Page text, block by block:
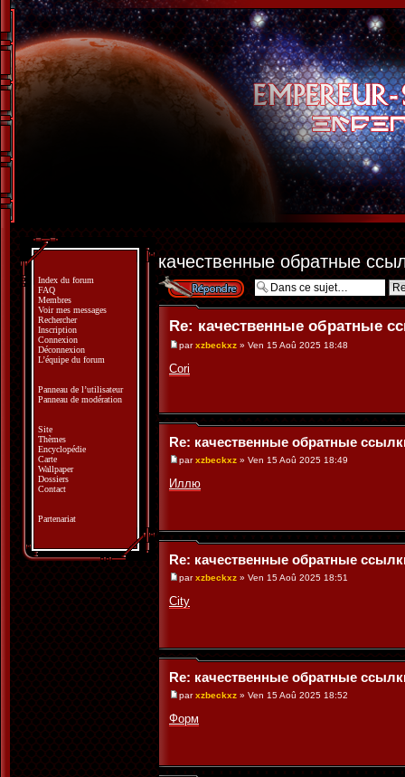
качественные обратные
Répondre
Re: качественные обратные
parxzbeckxz » Ven 15 Aoû 2025 18:48
Cori
Re: качественные обратные
parxzbeckxz » Ven 15 Aoû 2025 18:49
Иллю
Re: качественные обратные
parxzbeckxz » Ven 15 Aoû 2025 18:51
City
Re: качественные обратные
parxzbeckxz » Ven 15 Aoû 2025 18:52
Форм
Index du forum
FAQ
Membres
Voir mes messages
Rechercher
Inscription
Connexion
Déconnexion
L’équipe du forum
Panneau de l’utilisateur
Panneau de modération
Site
Thèmes
Encyclopédie
Carte
Wallpaper
Dossiers
Contact
Partenariat